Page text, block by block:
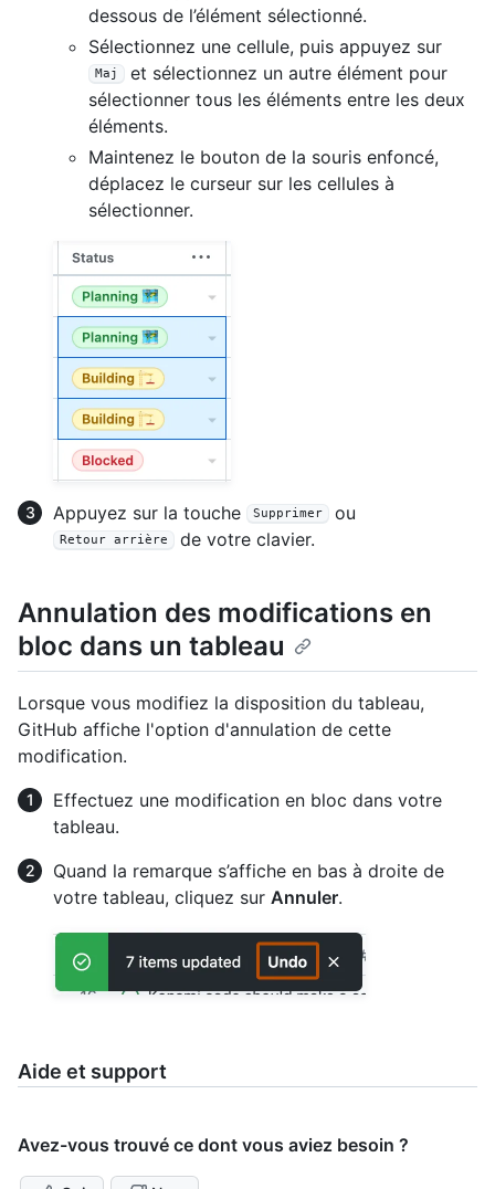
dessous de l’élément sélectionné.
Sélectionnez une cellule, puis appuyez sur
Maj
et sélectionnez un autre élément pour
sélectionner tous les éléments entre les deux
éléments.
Maintenez le bouton de la souris enfoncé,
déplacez le curseur sur les cellules à
sélectionner.
Appuyez sur la touche Supprimer ou
Retour arrière de votre clavier.
Annulation des modifications en
bloc dans un tableau
Lorsque vous modifiez la disposition du tableau,
GitHub affiche l'option d'annulation de cette
modification.
Effectuez une modification en bloc dans votre
tableau.
Quand la remarque s’affiche en bas à droite de
votre tableau, cliquez sur Annuler.
Aide et support
Avez-vous trouvé ce dont vous aviez besoin ?